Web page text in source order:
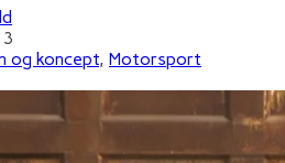
og koncept, Motorsport